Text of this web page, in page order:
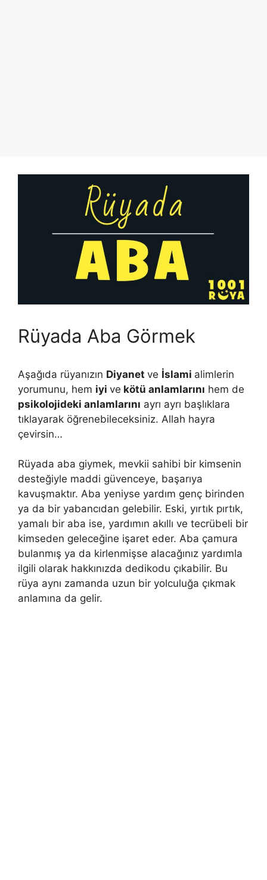
Rüyada Aba Görmek
Aşağıda rüyanızın Diyanet ve İslami alimlerin
yorumunu, hem iyi ve kötü anlamlarını hem de
psikolojideki anlamlarını ayrı ayrı başlıklara
tıklayarak öğrenebileceksiniz. Allah hayra
çevirsin…
Rüyada aba giymek, mevkii sahibi bir kimsenin
deste­ğiyle maddi güvenceye, başarıya
kavuşmaktır. Aba yeniyse yardım genç birinden
ya da bir yabancıdan gelebilir. Eski, yır­tık pırtık,
yamalı bir aba ise, yardımın akıllı ve tecrübeli bir
kimseden geleceğine işaret eder. Aba çamura
bulanmış ya da kirlenmişse alacağınız yardımla
ilgili olarak hakkınızda dedi­kodu çıkabilir. Bu
rüya aynı zamanda uzun bir yolculuğa çık­mak
anlamına da gelir.